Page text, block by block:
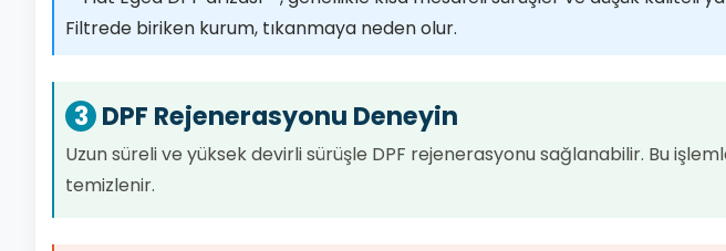
Filtrede biriken kurum, tıkanmaya neden olur.
3 DPF Rejenerasyonu Deneyin
Uzun süreli ve yüksek devirli sürüşle DPF rejenerasyonu sağlanabilir. Bu
temizlenir.